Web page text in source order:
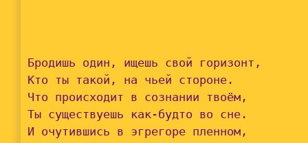
Бродишь один, ищешь свой горизонт,
Кто ты такой, на чьей стороне.
Что происходит в сознании твоём,
Ты существуешь как-будто во сне.
И очутившись в эгрегоре пленном,